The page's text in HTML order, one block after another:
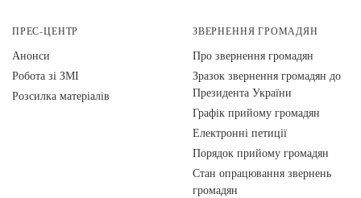
ПРЕС-ЦЕНТР
Анонси
Робота зі ЗМІ
Розсилка матеріалів
ЗВЕРНЕННЯ ГРОМАДЯН
Про звернення громадян
Зразок звернення громадян до
Президента України
Графік прийому громадян
Електронні петиції
Порядок прийому громадян
Стан опрацювання звернень
громадян